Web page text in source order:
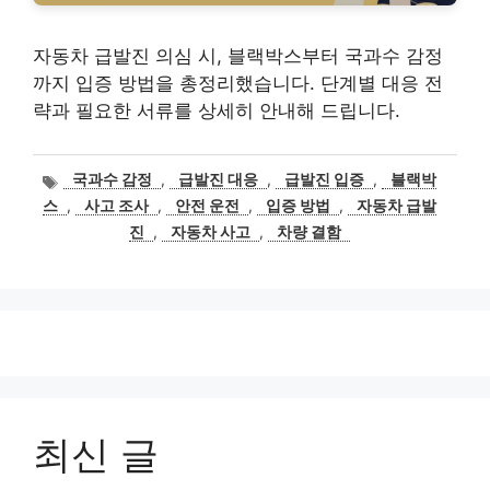
자동차 급발진 의심 시, 블랙박스부터 국과수 감정
까지 입증 방법을 총정리했습니다. 단계별 대응 전
략과 필요한 서류를 상세히 안내해 드립니다.
태국과수 감정 , 급발진 대응 , 급발진 입증 ,
블랙박
스 , 사고 조사 , 안전 운전 , 입증 방법 ,
자동차 급발
진
, 자동차 사고 , 차량 결함
최신 글